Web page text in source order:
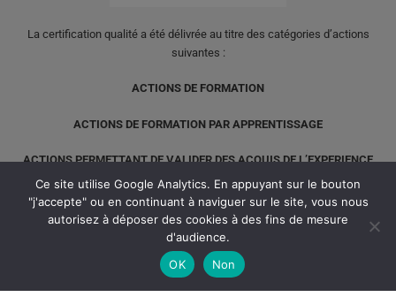
La certification qualité a été délivrée au titre des catégories d’actions
suivantes :
ACTIONS DE FORMATION
ACTIONS DE FORMATION PAR APPRENTISSAGE
ACTIONS PERMETTANT DE VALIDER DES ACQUIS DE L’EXPERIENCE
Ce site utilise Google Analytics. En appuyant sur le bouton
"j'accepte" ou en continuant à naviguer sur le site, vous nous
autorisez à déposer des cookies à des fins de mesure
d'audience.
OK
Non